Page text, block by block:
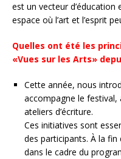
est un vecteur
espace où l’art et l’esprit
Quelles ont été les
«Vues sur les Arts»
Cette année, nous
accompagne le festival,
ateliers d’écriture.
Ces initiatives sont
des participants. À la
dans le cadre du